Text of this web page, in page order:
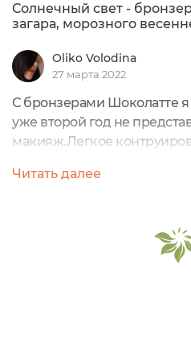
3 года!
Солнечный свет -
загара, морозного
Oliko Volodina
27 марта 2022
С бронзерами Шоколатте я
уже второй год не
макияж.Легкое
им подчеркиваю скулы,
Нежный Беж, то бронзер в
Свет пробую впервые. В
Читать далее